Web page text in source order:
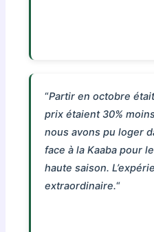
“Partir en octobre
prix étaient 30%
nous avons pu loger
face à la Kaaba pour
haute saison.
extraordinaire.“